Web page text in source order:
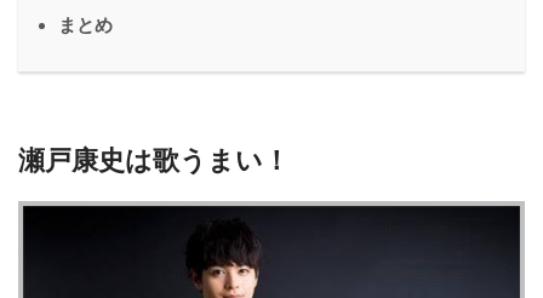
まとめ
瀬戸康史は歌うまい！